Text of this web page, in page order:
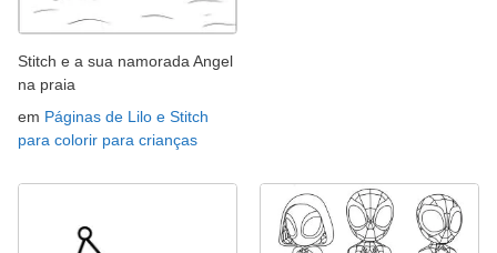
Stitch e a sua namorada Angel
na praia
em Páginas de Lilo e Stitch
para colorir para crianças